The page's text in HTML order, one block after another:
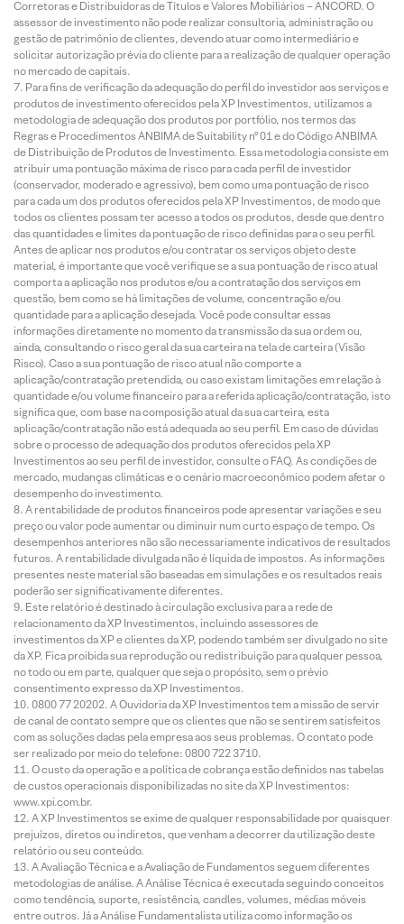
Corretoras e Distribuidoras de Títulos e Valores Mobiliários – ANCORD. O
assessor de investimento não pode realizar consultoria, administração ou
gestão de patrimônio de clientes, devendo atuar como intermediário e
solicitar autorização prévia do cliente para a realização de qualquer operação
no mercado de capitais.
Para fins de verificação da adequação do perfil do investidor aos serviços e
produtos de investimento oferecidos pela XP Investimentos, utilizamos a
metodologia de adequação dos produtos por portfólio, nos termos das
Regras e Procedimentos ANBIMA de Suitability nº 01 e do Código ANBIMA
de Distribuição de Produtos de Investimento. Essa metodologia consiste em
atribuir uma pontuação máxima de risco para cada perfil de investidor
(conservador, moderado e agressivo), bem como uma pontuação de risco
para cada um dos produtos oferecidos pela XP Investimentos, de modo que
todos os clientes possam ter acesso a todos os produtos, desde que dentro
das quantidades e limites da pontuação de risco definidas para o seu perfil.
Antes de aplicar nos produtos e/ou contratar os serviços objeto deste
material, é importante que você verifique se a sua pontuação de risco atual
comporta a aplicação nos produtos e/ou a contratação dos serviços em
questão, bem como se há limitações de volume, concentração e/ou
quantidade para a aplicação desejada. Você pode consultar essas
informações diretamente no momento da transmissão da sua ordem ou,
ainda, consultando o risco geral da sua carteira na tela de carteira (Visão
Risco). Caso a sua pontuação de risco atual não comporte a
aplicação/contratação pretendida, ou caso existam limitações em relação à
quantidade e/ou volume financeiro para a referida aplicação/contratação, isto
significa que, com base na composição atual da sua carteira, esta
aplicação/contratação não está adequada ao seu perfil. Em caso de dúvidas
sobre o processo de adequação dos produtos oferecidos pela XP
Investimentos ao seu perfil de investidor, consulte o FAQ. As condições de
mercado, mudanças climáticas e o cenário macroeconômico podem afetar o
desempenho do investimento.
A rentabilidade de produtos financeiros pode apresentar variações e seu
preço ou valor pode aumentar ou diminuir num curto espaço de tempo. Os
desempenhos anteriores não são necessariamente indicativos de resultados
futuros. A rentabilidade divulgada não é líquida de impostos. As informações
presentes neste material são baseadas em simulações e os resultados reais
poderão ser significativamente diferentes.
Este relatório é destinado à circulação exclusiva para a rede de
relacionamento da XP Investimentos, incluindo assessores de
investimentos da XP e clientes da XP, podendo também ser divulgado no site
da XP. Fica proibida sua reprodução ou redistribuição para qualquer pessoa,
no todo ou em parte, qualquer que seja o propósito, sem o prévio
consentimento expresso da XP Investimentos.
0800 77 20202. A Ouvidoria da XP Investimentos tem a missão de servir
de canal de contato sempre que os clientes que não se sentirem satisfeitos
com as soluções dadas pela empresa aos seus problemas. O contato pode
ser realizado por meio do telefone: 0800 722 3710.
O custo da operação e a política de cobrança estão definidos nas tabelas
de custos operacionais disponibilizadas no site da XP Investimentos:
www.xpi.com.br.
A XP Investimentos se exime de qualquer responsabilidade por quaisquer
prejuízos, diretos ou indiretos, que venham a decorrer da utilização deste
relatório ou seu conteúdo.
A Avaliação Técnica e a Avaliação de Fundamentos seguem diferentes
metodologias de análise. A Análise Técnica é executada seguindo conceitos
como tendência, suporte, resistência, candles, volumes, médias móveis
entre outros. Já a Análise Fundamentalista utiliza como informação os